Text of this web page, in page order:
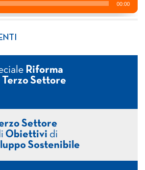
Riforma
Terzo Settore
Settore
Obiettivi di
Sostenibile